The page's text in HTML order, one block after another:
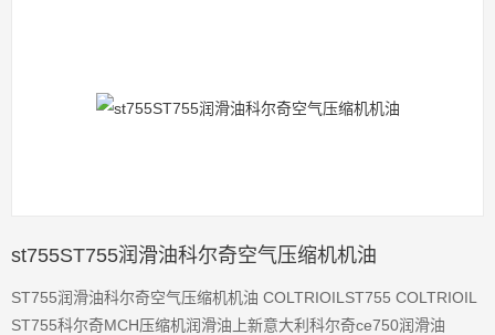
st755ST755润滑油科尔奇空气压缩机机油
ST755润滑油科尔奇空气压缩机机油 COLTRIOILST755 COLTRIOIL
ST755科尔奇MCH压缩机润滑油上新意大利科尔奇ce750润滑油